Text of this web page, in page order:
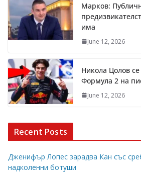
Марков:
има
June 12, 2026
Никола Цолов
Формула 2 на
June 12, 2026
Recent Posts
Дженифър Лопес зарадва Кан със
надколенни ботуши